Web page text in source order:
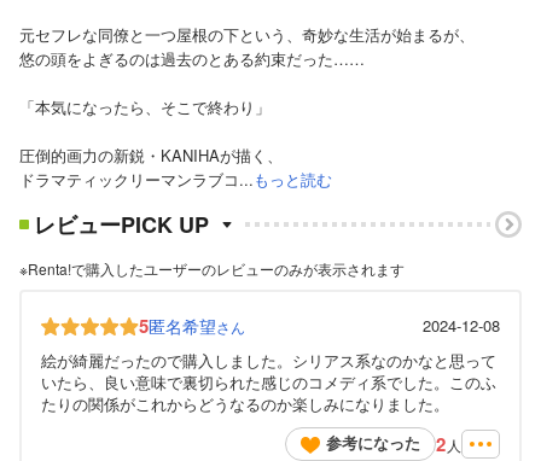
元セフレな同僚と一つ屋根の下という、奇妙な生活が始まるが、
悠の頭をよぎるのは過去のとある約束だった……
「本気になったら、そこで終わり」
圧倒的画力の新鋭・KANIHAが描く、
ドラマティックリーマンラブコ...もっと読む
レビューPICK UP
※Renta!で購入したユーザーのレビューのみが表示されます
5匿名希望さん
2024-12-08
絵が綺麗だったので購入しました。シリアス系なのかなと思って
いたら、良い意味で裏切られた感じのコメディ系でした。このふ
たりの関係がこれからどうなるのか楽しみになりました。
参考になった
2 人